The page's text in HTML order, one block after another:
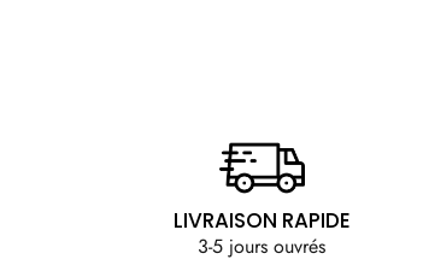
LIVRAISON RAPIDE
3-5 jours ouvrés